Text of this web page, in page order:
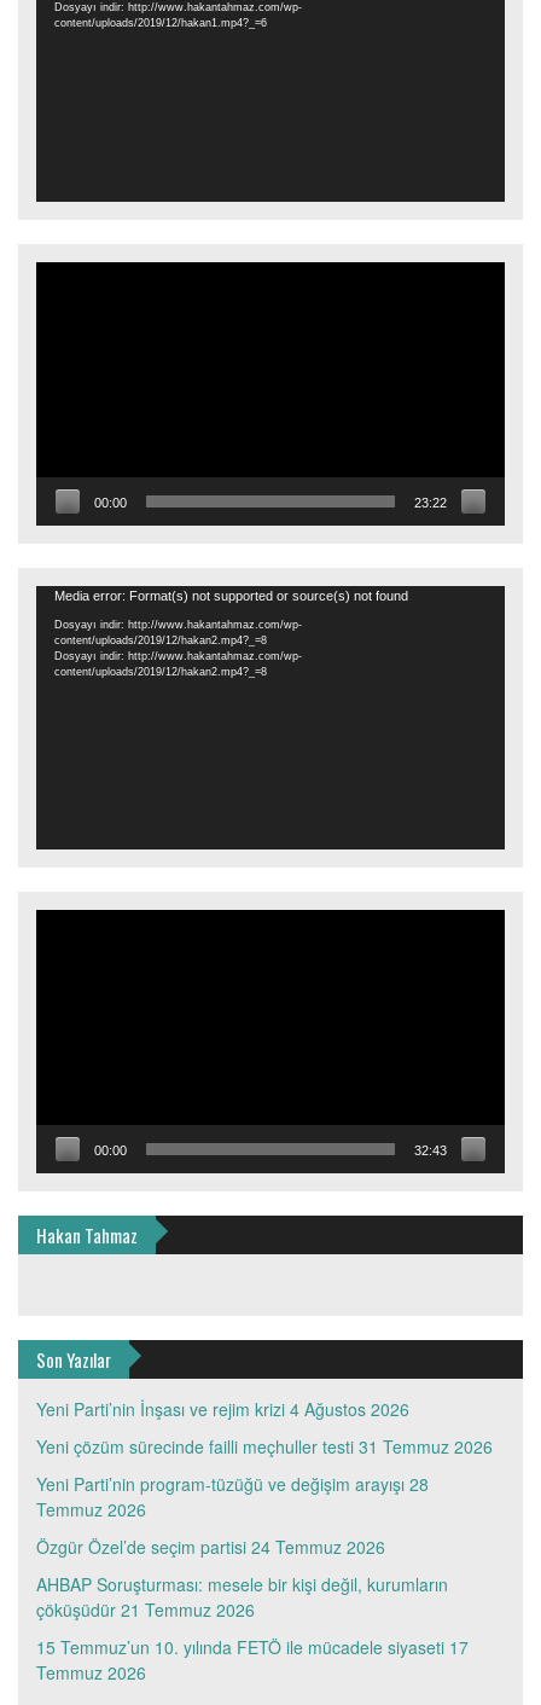
Dosyayı indir: http://www.hakantahmaz.com/wp-
content/uploads/2019/12/hakan1.mp4?_=6
00:00 23:22
Video
oynatıcı
Media error: Format(s) not supported or source(s) not found
Dosyayı indir: http://www.hakantahmaz.com/wp-
content/uploads/2019/12/hakan2.mp4?_=8
Dosyayı indir: http://www.hakantahmaz.com/wp-
content/uploads/2019/12/hakan2.mp4?_=8
00:00 32:43
Hakan Tahmaz
Son Yazılar
Yeni Parti’nin İnşası ve rejim krizi 4 Ağustos 2026
Yeni çözüm sürecinde failli meçhuller testi 31 Temmuz 2026
Yeni Parti’nin program-tüzüğü ve değişim arayışı 28
Temmuz 2026
Özgür Özel’de seçim partisi 24 Temmuz 2026
AHBAP Soruşturması: mesele bir kişi değil, kurumların
çöküşüdür 21 Temmuz 2026
15 Temmuz’un 10. yılında FETÖ ile mücadele siyaseti 17
Temmuz 2026